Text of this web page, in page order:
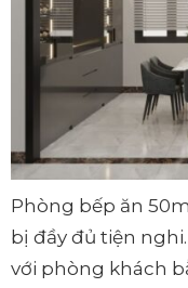
Phòng bếp ăn 50m
bị đầy đủ tiện
với phòng khách